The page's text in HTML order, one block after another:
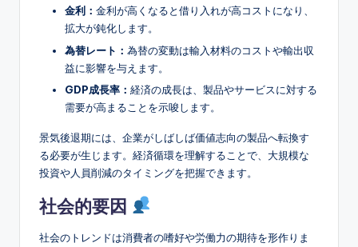
金利： 金利が高くなると借り入れが高コストになり、
拡大が鈍化します。
為替レート： 為替の変動は輸入材料のコストや輸出収
益に影響を与えます。
GDP成長率： 経済の成長は、製品やサービスに対する
需要が高まることを示唆します。
景気後退期には、企業がしばしば価値志向の製品へ転換す
る必要が生じます。経済循環を理解することで、大規模な
投資や人員削減のタイミングを把握できます。
社会的要因
社会のトレンドは消費者の嗜好や労働力の期待を形作りま